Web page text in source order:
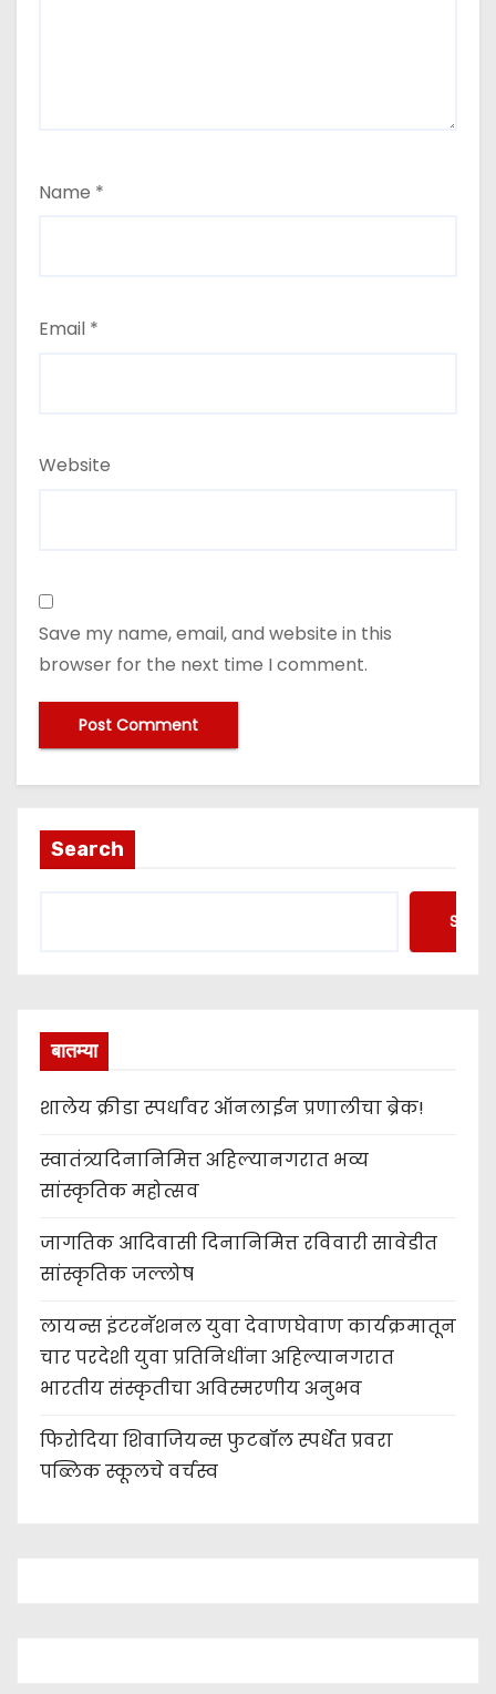
Name *
Email *
Website
Save my name, email, and website in this
browser for the next time I comment.
Search
बातम्या
शालेय क्रीडा स्पर्धांवर ऑनलाईन प्रणालीचा ब्रेक!
स्वातंत्र्यदिनानिमित्त अहिल्यानगरात भव्य
सांस्कृतिक महोत्सव
जागतिक आदिवासी दिनानिमित्त रविवारी सावेडीत
सांस्कृतिक जल्लोष
लायन्स इंटरनॅशनल युवा देवाणघेवाण कार्यक्रमातून
चार परदेशी युवा प्रतिनिधींना अहिल्यानगरात
भारतीय संस्कृतीचा अविस्मरणीय अनुभव
फिरोदिया शिवाजियन्स फुटबॉल स्पर्धेत प्रवरा
पब्लिक स्कूलचे वर्चस्व